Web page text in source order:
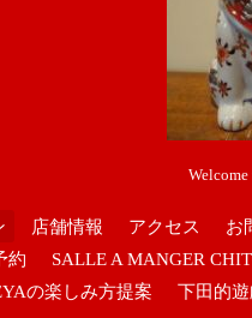
店舗情報 アクセス お
約 SALLE A MANGER
の楽しみ方提案
下田的